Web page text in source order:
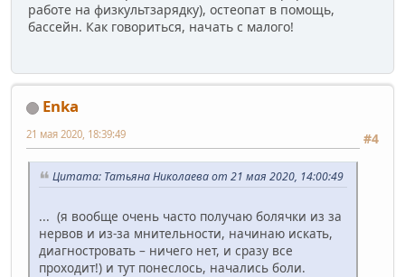
работе на физкультзарядку), остеопат в помощь,
бассейн. Как говориться, начать с малого!
Enka
#4
21 мая 2020, 18:39:49
Цитата: Татьяна Николаева от 21 мая 2020, 14:00:49
... (я вообще очень часто получаю болячки из за
нервов и из-за мнительности, начинаю искать,
диагностровать – ничего нет, и сразу все
проходит!) и тут понеслось, начались боли.